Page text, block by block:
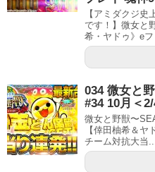
【アミダクジ
です！】微女と
希・ヤドゥ》eフ
034 微女と
#34 10月＜
微女と野獣〜
【倖田柚希＆
チーム対抗大当...